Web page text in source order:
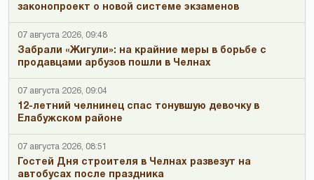
законопроект о новой системе экзаменов
07 августа 2026, 09:48
Забрали «Жигули»: на крайние меры в борьбе с
продавцами арбузов пошли в Челнах
07 августа 2026, 09:04
12-летний челнинец спас тонувшую девочку в
Елабужском районе
07 августа 2026, 08:51
Гостей Дня строителя в Челнах развезут на
автобусах после праздника